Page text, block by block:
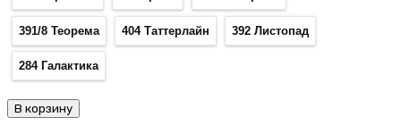
391/8 Теорема 404 Таттерлайн 392 Листопад
284 Галактика
В корзину